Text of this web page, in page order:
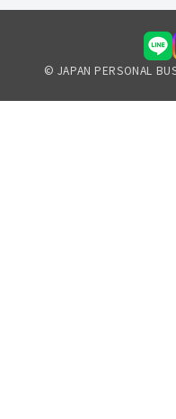
© JAPAN PERSONAL